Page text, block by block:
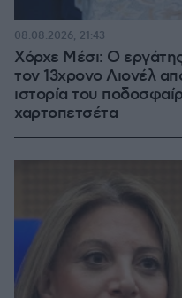
Χόρχε Μέσι: Ο
τον 13χρονο Λιονέλ
ιστορία του
χαρτοπετσέτα
08.08.2026, 21:43